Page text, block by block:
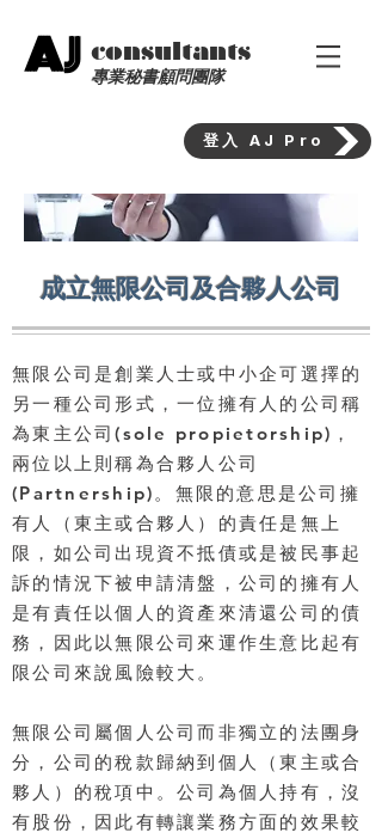
AJ consultants
專業秘書顧問團隊
登入 AJ Pro
成立無限公司及合夥人公司
​無限公司是創業人士或中小企可選擇的
另一種公司形式，一位擁有人的公司稱
為東主公司(sole propietorship)，
兩位以上則稱為合夥人公司
(Partnership)。無限的意思是公司擁
有人（東主或合夥人）的責任是無上
限，如公司出現資不抵債或是被民事起
訴的情況下被申請清盤，公司的擁有人
是有責任以個人的資產來清還公司的債
務，因此以無限公司來運作生意比起有
限公司來說風險較大。
無限公司屬個人公司而非獨立的法團身
分，公司的稅款歸納到個人（東主或合
夥人）的稅項中。公司為個人持有，沒
有股份，因此有轉讓業務方面的效果較